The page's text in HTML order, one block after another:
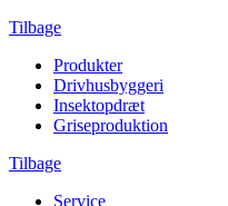
Tilbage
Produkter
Drivhusbyggeri
Insektopdræt
Griseproduktion
Tilbage
Service